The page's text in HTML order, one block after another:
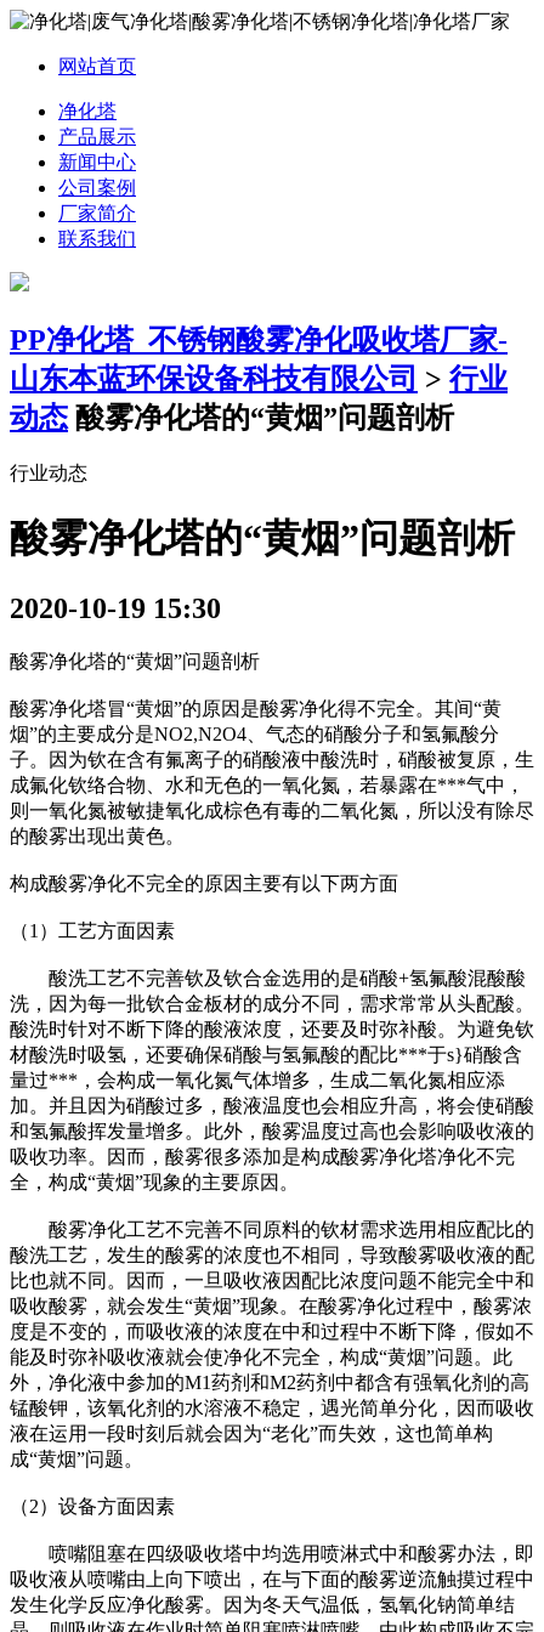
网站首页
净化塔
产品展示
新闻中心
公司案例
厂家简介
联系我们
PP净化塔_不锈钢酸雾净化吸收塔厂家-
山东本蓝环保设备科技有限公司 > 行业
动态 酸雾净化塔的“黄烟”问题剖析
行业动态
酸雾净化塔的“黄烟”问题剖析
2020-10-19 15:30
酸雾净化塔的“黄烟”问题剖析
酸雾净化塔冒“黄烟”的原因是酸雾净化得不完全。其间“黄
烟”的主要成分是NO2,N2O4、气态的硝酸分子和氢氟酸分
子。因为钦在含有氟离子的硝酸液中酸洗时，硝酸被复原，生
成氟化钦络合物、水和无色的一氧化氮，若暴露在***气中，
则一氧化氮被敏捷氧化成棕色有毒的二氧化氮，所以没有除尽
的酸雾出现出黄色。
构成酸雾净化不完全的原因主要有以下两方面
（1）工艺方面因素
酸洗工艺不完善钦及钦合金选用的是硝酸+氢氟酸混酸酸
洗，因为每一批钦合金板材的成分不同，需求常常从头配酸。
酸洗时针对不断下降的酸液浓度，还要及时弥补酸。为避免钦
材酸洗时吸氢，还要确保硝酸与氢氟酸的配比***于s}硝酸含
量过***，会构成一氧化氮气体增多，生成二氧化氮相应添
加。并且因为硝酸过多，酸液温度也会相应升高，将会使硝酸
和氢氟酸挥发量增多。此外，酸雾温度过高也会影响吸收液的
吸收功率。因而，酸雾很多添加是构成酸雾净化塔净化不完
全，构成“黄烟”现象的主要原因。
酸雾净化工艺不完善不同原料的钦材需求选用相应配比的
酸洗工艺，发生的酸雾的浓度也不相同，导致酸雾吸收液的配
比也就不同。因而，一旦吸收液因配比浓度问题不能完全中和
吸收酸雾，就会发生“黄烟”现象。在酸雾净化过程中，酸雾浓
度是不变的，而吸收液的浓度在中和过程中不断下降，假如不
能及时弥补吸收液就会使净化不完全，构成“黄烟”问题。此
外，净化液中参加的M1药剂和M2药剂中都含有强氧化剂的高
锰酸钾，该氧化剂的水溶液不稳定，遇光简单分化，因而吸收
液在运用一段时刻后就会因为“老化”而失效，这也简单构
成“黄烟”问题。
（2）设备方面因素
喷嘴阻塞在四级吸收塔中均选用喷淋式中和酸雾办法，即
吸收液从喷嘴由上向下喷出，在与下面的酸雾逆流触摸过程中
发生化学反应净化酸雾。因为冬天气温低，氢氧化钠简单结